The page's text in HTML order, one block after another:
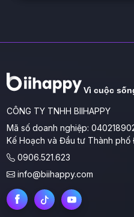
Vì cuộc
CÔNG TY TNHH BIIHAPPY
Mã số doanh nghiệp:
Kế Hoạch và Đầu tư Thành phố
0906.521.623
info@biihappy.com